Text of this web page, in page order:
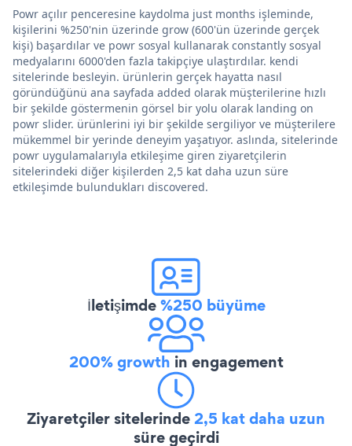
Powr açılır penceresine kaydolma just months işleminde,
kişilerini %250'nin üzerinde grow (600'ün üzerinde gerçek
kişi) başardılar ve powr sosyal kullanarak constantly sosyal
medyalarını 6000'den fazla takipçiye ulaştırdılar. kendi
sitelerinde besleyin. ürünlerin gerçek hayatta nasıl
göründüğünü ana sayfada added olarak müşterilerine hızlı
bir şekilde göstermenin görsel bir yolu olarak landing on
powr slider. ürünlerini iyi bir şekilde sergiliyor ve müşterilere
mükemmel bir yerinde deneyim yaşatıyor. aslında, sitelerinde
powr uygulamalarıyla etkileşime giren ziyaretçilerin
sitelerindeki diğer kişilerden 2,5 kat daha uzun süre
etkileşimde bulundukları discovered.
İletişimde%250 büyüme
200% growth in engagement
Ziyaretçiler sitelerinde2,5 kat daha uzun
süre geçirdi